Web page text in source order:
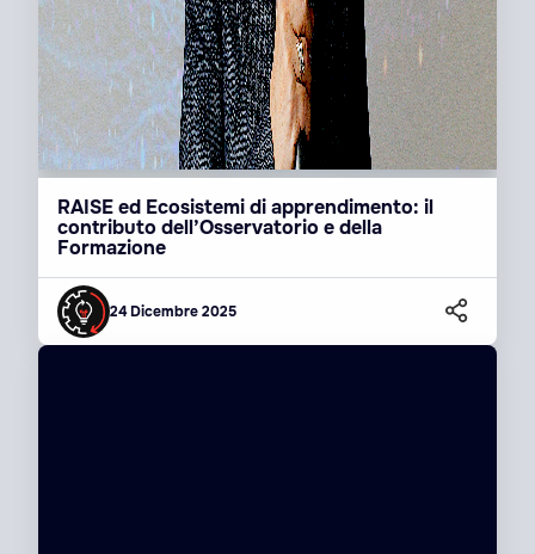
RAISE ed Ecosistemi di apprendimento: il
contributo dell’Osservatorio e della
Formazione
24 Dicembre 2025